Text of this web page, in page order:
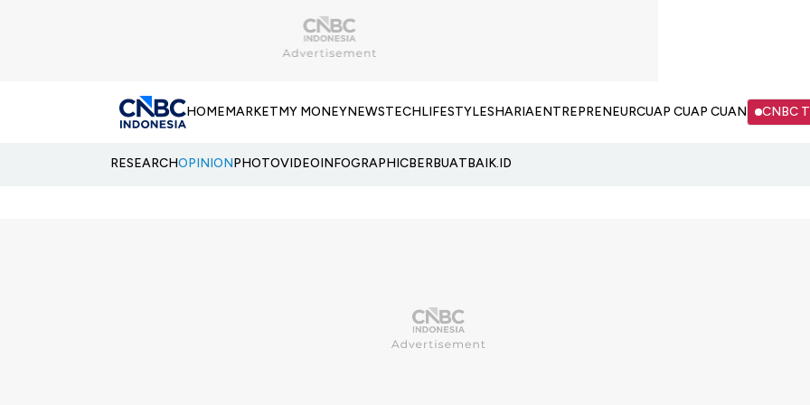
HOMEMARKETMY MONEYNEWSTECHLIFESTYLESHARIAENTREPRENEURCUAP CUAP CUAN CNBC
RESEARCHOPINIONPHOTOVIDEOINFOGRAPHICBERBUATBAIK.ID